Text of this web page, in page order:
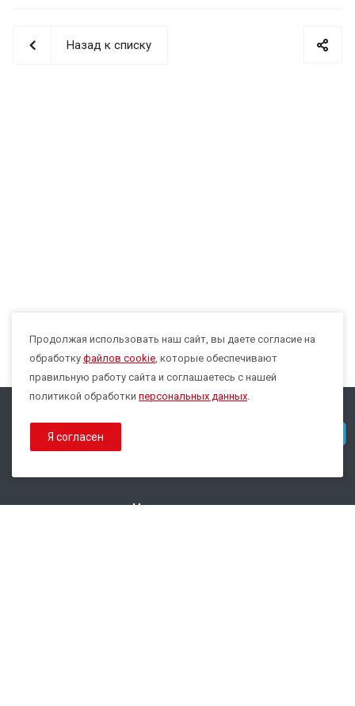
Назад к списку
Max
Продолжая использовать наш сайт, вы даете согласие на
обработку файлов cookie, которые обеспечивают
правильную работу сайта и соглашаетесь с нашей
политикой обработки персональных данных.
Я согласен
© 2026 Все права защищены.
Наши контакты